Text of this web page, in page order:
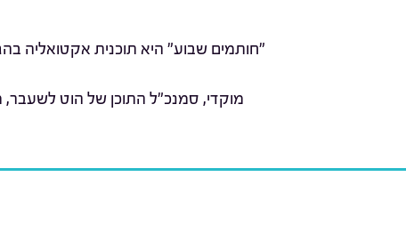
"חותמים שבוע" היא תוכנית אקטואליה
מוקדי, סמנכ"ל התוכן של הוט לשעבר,